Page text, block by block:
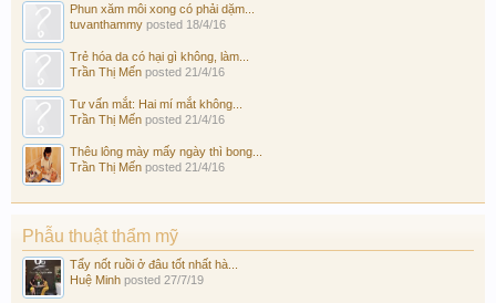
Phun xăm môi xong có phải dặm...
tuvanthammy posted 18/4/16
Trẻ hóa da có hại gì không, làm...
Trần Thị Mến posted 21/4/16
Tư vấn mắt: Hai mí mắt không...
Trần Thị Mến posted 21/4/16
Thêu lông mày mấy ngày thì bong...
Trần Thị Mến posted 21/4/16
Phẫu thuật thẩm mỹ
Tẩy nốt ruồi ở đâu tốt nhất hà...
Huệ Minh posted 27/7/19